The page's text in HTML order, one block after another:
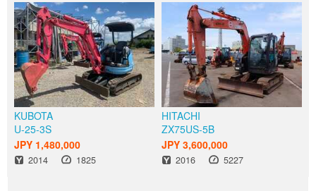
KUBOTA
U-25-3S
JPY 1,480,000
Năm
2014 Giờ
1825
HITACHI
ZX75US-5B
JPY 3,600,000
Năm
2016 Giờ
5227